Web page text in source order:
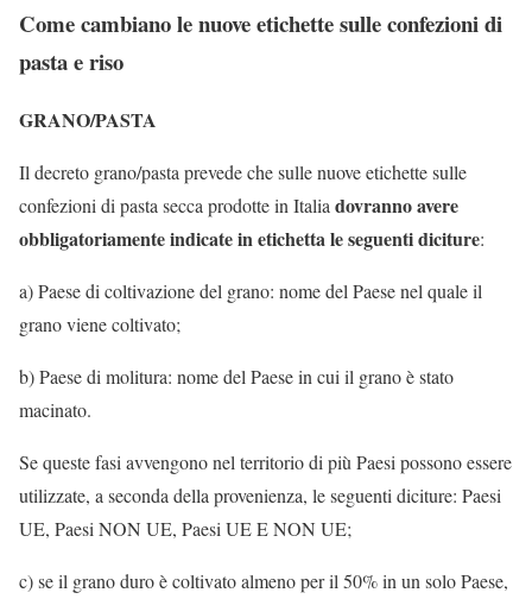
Come cambiano le nuove etichette sulle confezioni di
pasta e riso
GRANO/PASTA
Il decreto grano/pasta prevede che sulle nuove etichette sulle
confezioni di pasta secca prodotte in Italia dovranno avere
obbligatoriamente indicate in etichetta le seguenti diciture:
a) Paese di coltivazione del grano: nome del Paese nel quale il
grano viene coltivato;
b) Paese di molitura: nome del Paese in cui il grano è stato
macinato.
Se queste fasi avvengono nel territorio di più Paesi possono essere
utilizzate, a seconda della provenienza, le seguenti diciture: Paesi
UE, Paesi NON UE, Paesi UE E NON UE;
c) se il grano duro è coltivato almeno per il 50% in un solo Paese,